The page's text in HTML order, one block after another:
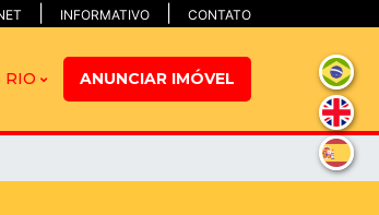
INFORMATIVO CONTATO
RIO ANUNCIAR IMÓVEL